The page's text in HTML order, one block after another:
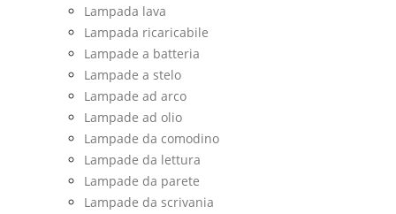
Lampada lava
Lampada ricaricabile
Lampade a batteria
Lampade a stelo
Lampade ad arco
Lampade ad olio
Lampade da comodino
Lampade da lettura
Lampade da parete
Lampade da scrivania